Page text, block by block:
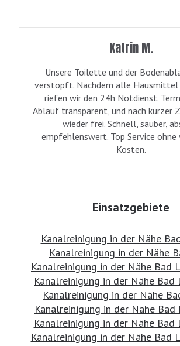
Katrin M.
Unsere Toilette und der
verstopft. Nachdem alle Hausmittel
riefen wir den 24h Notdienst.
Ablauf transparent, und nach kurzer
wieder frei. Schnell, sauber,
empfehlenswert. Top Service
Kosten.
Einsatzgebiete
Kanalreinigung in der Nähe
Kanalreinigung in der Nähe
Kanalreinigung in der Nähe Bad
Kanalreinigung in der Nähe Bad
Kanalreinigung in der Nähe
Kanalreinigung in der Nähe Bad
Kanalreinigung in der Nähe Bad
Kanalreinigung in der Nähe Bad